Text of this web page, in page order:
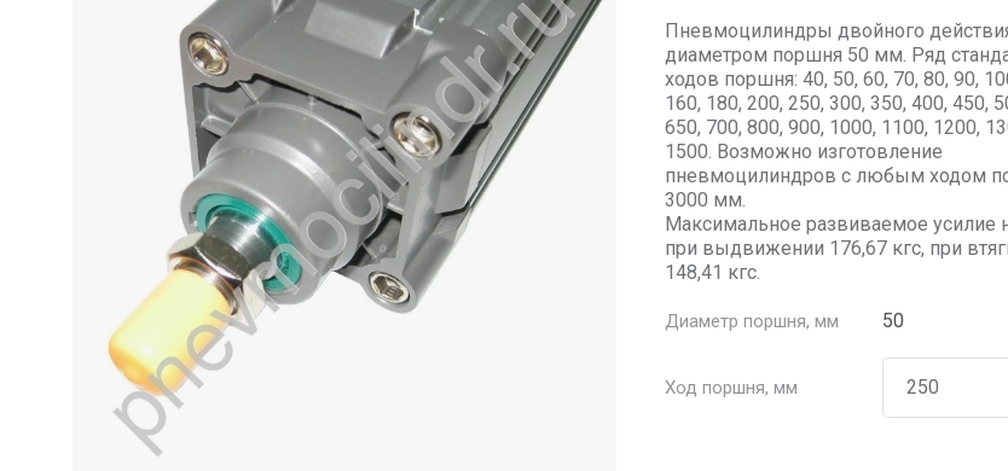
Пневмоцилиндры двойного
диаметром поршня 50 мм. Ряд
ходов поршня: 40, 50, 60, 70, 80, 90,
160, 180, 200, 250, 300, 350, 400, 450,
650, 700, 800, 900, 1000, 1100, 1200,
1500. Возможно изготовление
пневмоцилиндров с любым ходом
3000 мм.
Максимальное развиваемое усилие
при выдвижении 176,67 кгс, при
148,41 кгс.
Диаметр поршня, мм 50
Ход поршня, мм